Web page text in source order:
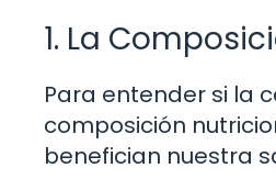
1. La
Para entender si la
composición
benefician nuestra